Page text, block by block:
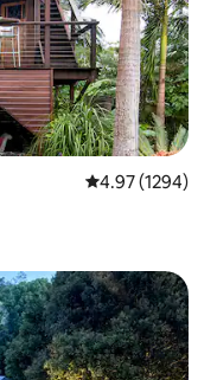
Calificación
4.97 (1294)